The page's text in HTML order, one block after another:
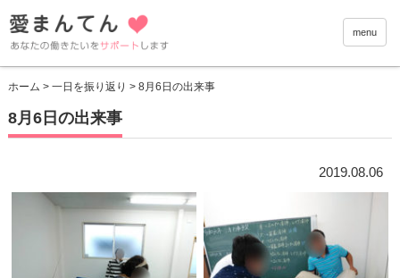
愛まん
menu
ホーム > 一日を振り返り > 8月6日の出来事
8月6日の出来事
2019.08.06